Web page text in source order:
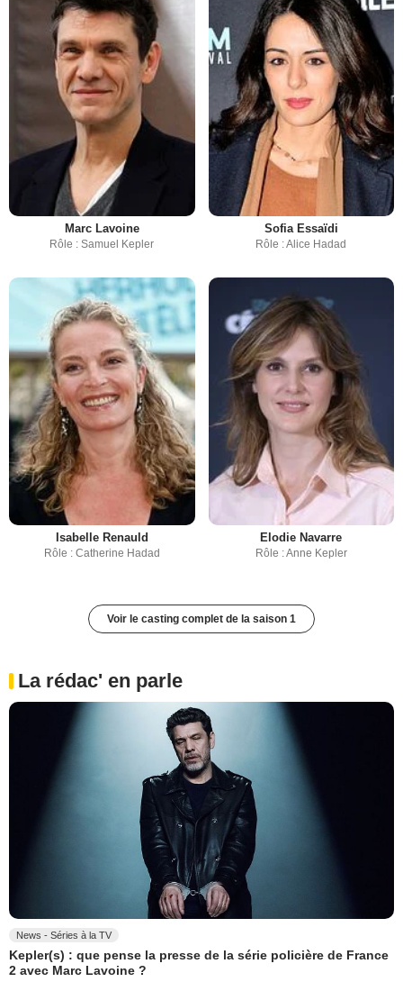
Marc Lavoine
Rôle : Samuel Kepler
Sofia Essaïdi
Rôle : Alice Hadad
Isabelle Renauld
Rôle : Catherine Hadad
Elodie Navarre
Rôle : Anne Kepler
Voir le casting complet de la saison 1
La rédac' en parle
News - Séries à la TV
Kepler(s) : que pense la presse de la série policière de France
2 avec Marc Lavoine ?